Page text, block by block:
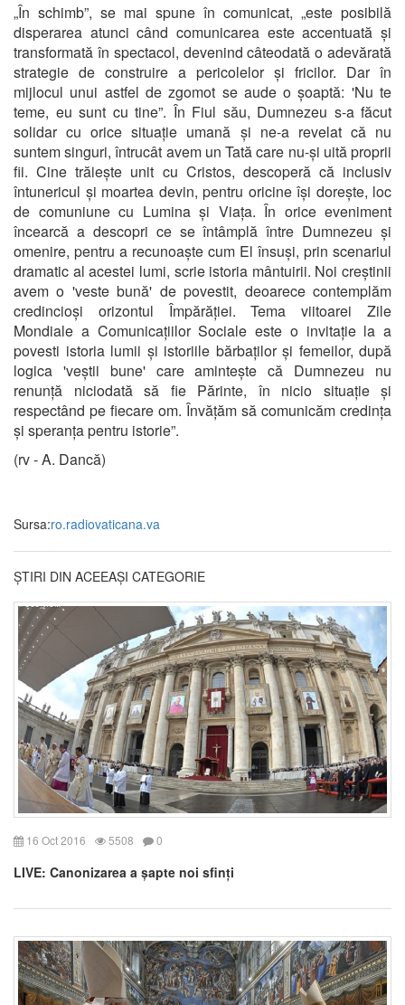
„În schimb”, se mai spune în comunicat, „este posibilă
disperarea atunci când comunicarea este accentuată și
transformată în spectacol, devenind câteodată o adevărată
strategie de construire a pericolelor și fricilor. Dar în
mijlocul unui astfel de zgomot se aude o șoaptă: 'Nu te
teme, eu sunt cu tine”. În Fiul său, Dumnezeu s-a făcut
solidar cu orice situație umană și ne-a revelat că nu
suntem singuri, întrucât avem un Tată care nu-și uită proprii
fii. Cine trăiește unit cu Cristos, descoperă că inclusiv
întunericul și moartea devin, pentru oricine își dorește, loc
de comuniune cu Lumina și Viața. În orice eveniment
încearcă a descopri ce se întâmplă între Dumnezeu și
omenire, pentru a recunoaște cum El însuși, prin scenariul
dramatic al acestei lumi, scrie istoria mântuirii. Noi creștinii
avem o 'veste bună' de povestit, deoarece contemplăm
credincioși orizontul Împărăției. Tema viitoarei Zile
Mondiale a Comunicațiilor Sociale este o invitație la a
povesti istoria lumii și istoriile bărbaților și femeilor, după
logica 'veștii bune' care amintește că Dumnezeu nu
renunță niciodată să fie Părinte, în nicio situație și
respectând pe fiecare om. Învățăm să comunicăm credința
și speranța pentru istorie”.
(rv - A. Dancă)
Sursa:ro.radiovaticana.va
ȘTIRI DIN ACEEAȘI CATEGORIE
16 Oct 2016 5508 0
LIVE: Canonizarea a șapte noi sfinți